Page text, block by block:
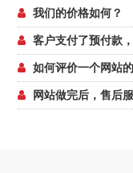
我们的价格如何？
客户支付了预付款
如何评价一个网站
网站做完后，售后